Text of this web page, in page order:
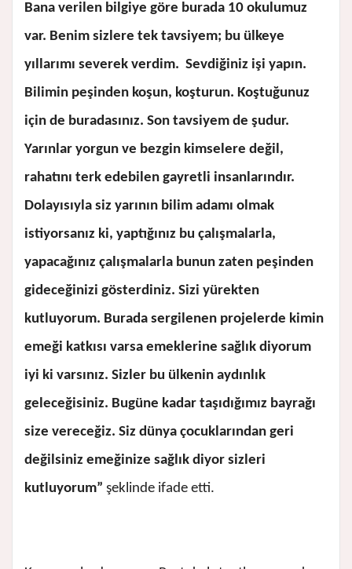
Bana verilen bilgiye göre burada 10 okulumuz
var. Benim sizlere tek tavsiyem; bu ülkeye
yıllarımı severek verdim. Sevdiğiniz işi yapın.
Bilimin peşinden koşun, koşturun. Koştuğunuz
için de buradasınız. Son tavsiyem de şudur.
Yarınlar yorgun ve bezgin kimselere değil,
rahatını terk edebilen gayretli insanlarındır.
Dolayısıyla siz yarının bilim adamı olmak
istiyorsanız ki, yaptığınız bu çalışmalarla,
yapacağınız çalışmalarla bunun zaten peşinden
gideceğinizi gösterdiniz. Sizi yürekten
kutluyorum. Burada sergilenen projelerde kimin
emeği katkısı varsa emeklerine sağlık diyorum
iyi ki varsınız. Sizler bu ülkenin aydınlık
geleceğisiniz. Bugüne kadar taşıdığımız bayrağı
size vereceğiz. Siz dünya çocuklarından geri
değilsiniz emeğinize sağlık diyor sizleri
kutluyorum” şeklinde ifade etti.